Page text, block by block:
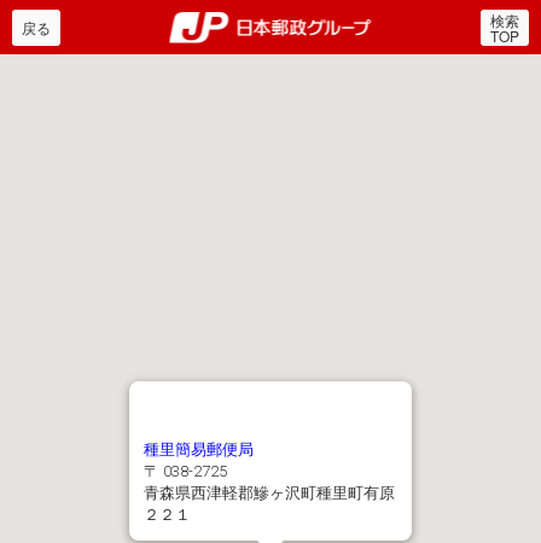
郵便局・日本郵政グルー
戻る 検索
TOP
種里簡易郵便局
〒 038-2725
青森県西津軽郡鰺ヶ沢町種里町有原
２２１